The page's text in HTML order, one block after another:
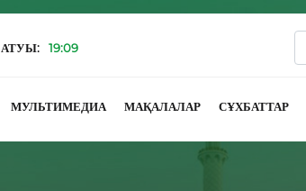
19:09
МУЛЬТИМЕДИА МАҚАЛАЛАР СҰХБАТТАР